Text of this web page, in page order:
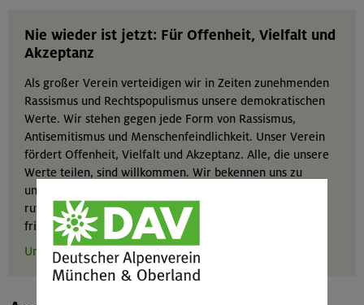
Nie wieder ist jetzt: Für Offenheit, Vielfalt und
Akzeptanz
Als großer Verein verteidigen wir in Zeiten zunehmenden
Rassismus und Rechtspopulismus unsere demokratischen
Werte. Wir stehen gegen jede Form von Rassismus,
Antisemitismus und Menschenfeindlichkeit. Unser Verein
fördert Offenheit, Vielfalt und Akzeptanz. Alle, die unsere
Werte teilen, sind willkommen. Wir bekennen uns zu
unserer Verantwortung aus unserer Vergangenheit und
rufen auf: Nie wieder! Zusammen für Vielfalt und ein
friedliches Miteinander.
Unser Statement